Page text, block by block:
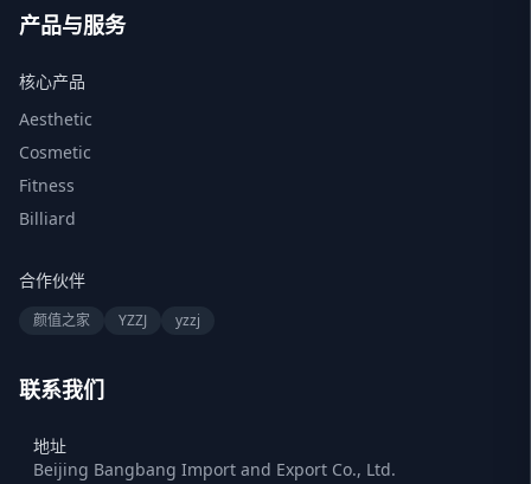
产品与服务
核心产品
Aesthetic
Cosmetic
Fitness
Billiard
合作伙伴
颜值之家 YZZJ yzzj
联系我们
地址
Beijing Bangbang Import and Export Co., Ltd.